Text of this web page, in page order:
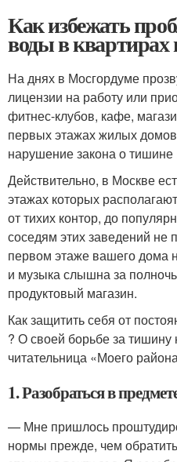
Как избежать
воды в квартирах
На днях в Мосгордуме
лицензии на работу или
фитнес-клубов, кафе,
первых этажах жилых
нарушение закона о тишине
Действительно, в Москве
этажах которых
от тихих контор, до
соседям этих заведений
первом этаже вашего дома
и музыка слышна за
продуктовый магазин.
Как защитить себя от
? О своей борьбе за тишину
читательница «Моего
1. Разобраться в
— Мне пришлось
нормы прежде, чем